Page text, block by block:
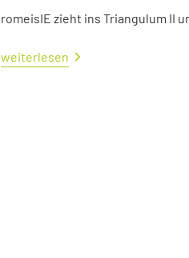
romeisIE zieht ins Triangulum II
weiterlesen